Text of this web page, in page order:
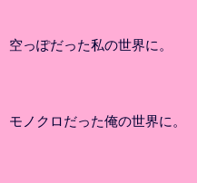
空っぽだった私の世界に。
モノクロだった俺の世界に。